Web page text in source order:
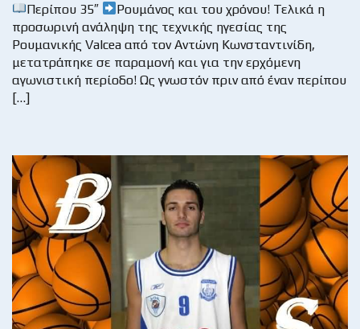
Περίπου 35″
Ρουμάνος και του χρόνου! Τελικά η
προσωρινή ανάληψη της τεχνικής ηγεσίας της
Ρουμανικής Valcea από τον Αντώνη Κωνσταντινίδη,
μετατράπηκε σε παραμονή και για την ερχόμενη
αγωνιστική περίοδο! Ως γνωστόν πριν από έναν περίπου
[…]